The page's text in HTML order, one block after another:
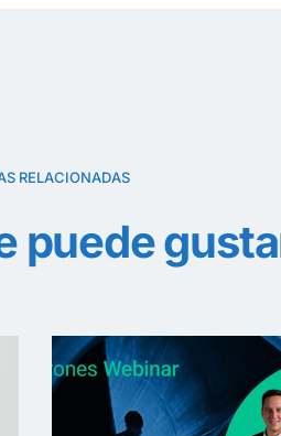
RELACIONADAS
puede